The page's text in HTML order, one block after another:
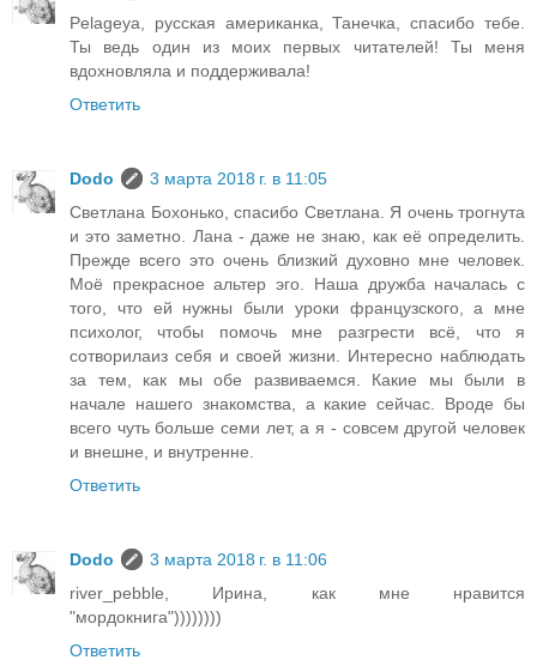
Pelageya, русская американка, Танечка, спасибо тебе.
Ты ведь один из моих первых читателей! Ты меня
вдохновляла и поддерживала!
Ответить
Dodo
3 марта 2018 г. в 11:05
Светлана Бохонько, спасибо Светлана. Я очень трогнута
и это заметно. Лана - даже не знаю, как её определить.
Прежде всего это очень близкий духовно мне человек.
Моё прекрасное альтер эго. Наша дружба началась с
того, что ей нужны были уроки французского, а мне
психолог, чтобы помочь мне разгрести всё, что я
сотворилаиз себя и своей жизни. Интересно наблюдать
за тем, как мы обе развиваемся. Какие мы были в
начале нашего знакомства, а какие сейчас. Вроде бы
всего чуть больше семи лет, а я - совсем другой человек
и внешне, и внутренне.
Ответить
Dodo
3 марта 2018 г. в 11:06
river_pebble, Ирина, как мне нравится
"мордокнига"))))))))
Ответить